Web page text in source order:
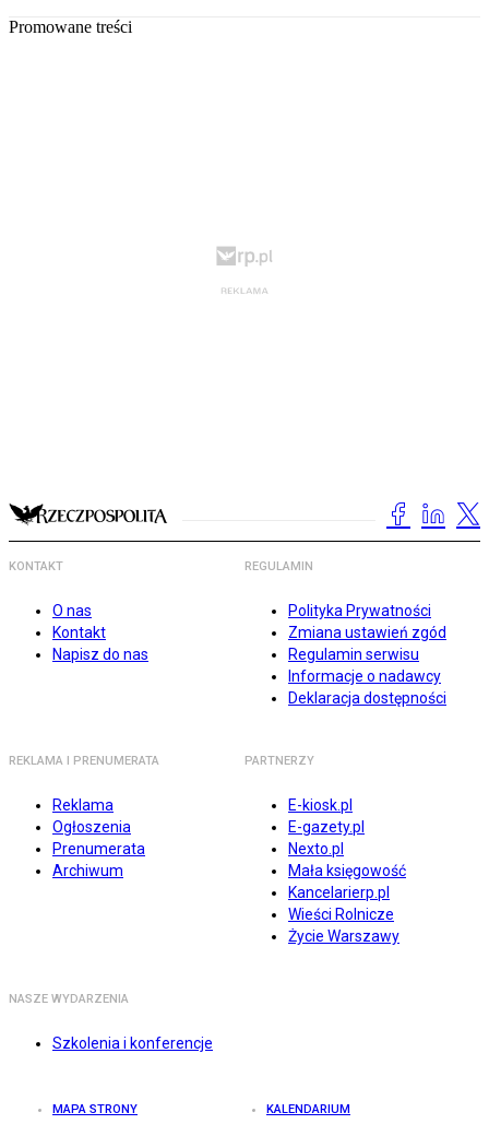
Promowane treści
KONTAKT
O nas
Kontakt
Napisz do nas
REGULAMIN
Polityka Prywatności
Zmiana ustawień zgód
Regulamin serwisu
Informacje o nadawcy
Deklaracja dostępności
REKLAMA I PRENUMERATA
Reklama
Ogłoszenia
Prenumerata
Archiwum
PARTNERZY
E-kiosk.pl
E-gazety.pl
Nexto.pl
Mała księgowość
Kancelarierp.pl
Wieści Rolnicze
Życie Warszawy
NASZE WYDARZENIA
Szkolenia i konferencje
MAPA STRONY KALENDARIUM